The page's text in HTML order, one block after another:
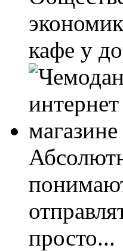
кафе у
просто...